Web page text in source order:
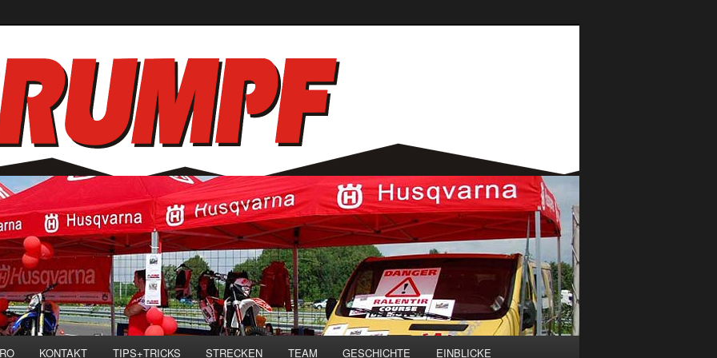
KONTAKT TIPS+TRICKS STRECKEN TEAM GESCHICHTE EINBLICKE